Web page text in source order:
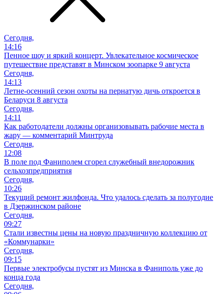
Сегодня,
14:16
Пенное шоу и яркий концерт. Увлекательное космическое
путешествие представят в Минском зоопарке 9 августа
Сегодня,
14:13
Летне-осенний сезон охоты на пернатую дичь откроется в
Беларуси 8 августа
Сегодня,
14:11
Как работодатели должны организовывать рабочие места в
жару — комментарий Минтруда
Сегодня,
12:08
В поле под Фаниполем сгорел служебный внедорожник
сельхозпредприятия
Сегодня,
10:26
Текущий ремонт жилфонда. Что удалось сделать за полугодие
в Дзержинском районе
Сегодня,
09:27
Стали известны цены на новую праздничную коллекцию от
«Коммунарки»
Сегодня,
09:15
Первые электробусы пустят из Минска в Фаниполь уже до
конца года
Сегодня,